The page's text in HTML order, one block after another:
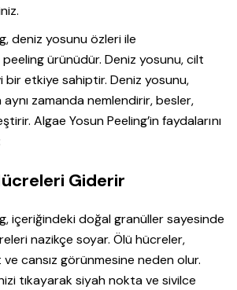
deniz yosunu özleri ile
ürünüdür. Deniz yosunu, cilt
bir etkiye sahiptir. Deniz yosunu,
zamanda nemlendirir, besler,
Algae Yosun Peeling’in faydalarını
Giderir
içeriğindeki doğal granüller sayesinde
nazikçe soyar. Ölü hücreler,
cansız görünmesine neden olur.
tıkayarak siyah nokta ve sivilce